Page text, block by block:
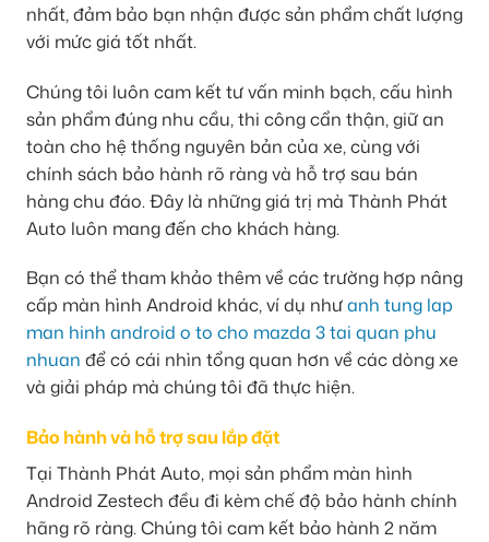
nhất, đảm bảo bạn nhận được sản phẩm chất lượng
với mức giá tốt nhất.
Chúng tôi luôn cam kết tư vấn minh bạch, cấu hình
sản phẩm đúng nhu cầu, thi công cẩn thận, giữ an
toàn cho hệ thống nguyên bản của xe, cùng với
chính sách bảo hành rõ ràng và hỗ trợ sau bán
hàng chu đáo. Đây là những giá trị mà Thành Phát
Auto luôn mang đến cho khách hàng.
Bạn có thể tham khảo thêm về các trường hợp nâng
cấp màn hình Android khác, ví dụ nhưanh tung lap
man hinh android o to cho mazda 3 tai quan phu
nhuan để có cái nhìn tổng quan hơn về các dòng xe
và giải pháp mà chúng tôi đã thực hiện.
Bảo hành và hỗ trợ sau lắp đặt
Tại Thành Phát Auto, mọi sản phẩm màn hình
Android Zestech đều đi kèm chế độ bảo hành chính
hãng rõ ràng. Chúng tôi cam kết bảo hành 2 năm